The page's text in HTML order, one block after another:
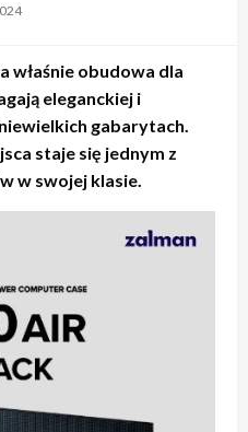
właśnie obudowa dla
eleganckiej i
gabarytach.
staje się jednym z
w swojej klasie.